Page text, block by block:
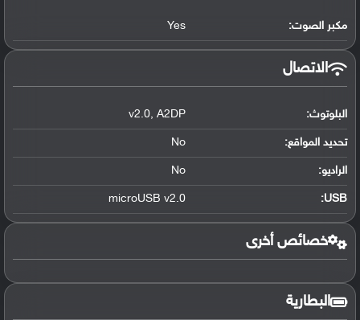
مكبر الصوت: Yes
الاتصال
البلوتوث:
v2.0, A2DP
تحديد المواقع:
No
الراديو: No
USB
:
microUSB v2.0
خصائص أخرى
البطارية